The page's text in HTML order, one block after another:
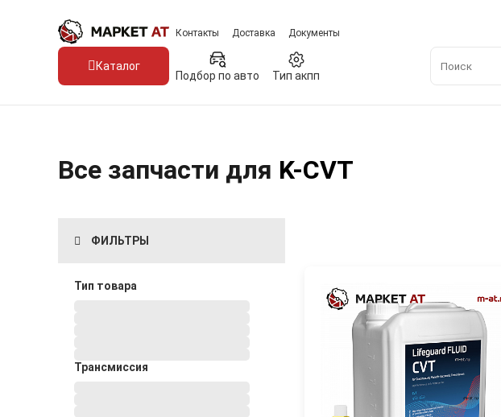
Контакты Доставка Документы
Каталог
Подбор по авто Тип акпп
Все запчасти для K-CVT
ФИЛЬТРЫ
Тип товара
Трансмиссия